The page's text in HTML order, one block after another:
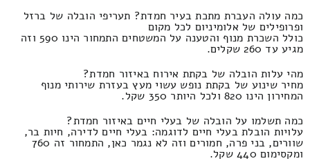
כמה עולה העברת מתכת בעיר חמדת? תעריפי הובלה של ברזל
ופרופילים של אלומיניום לכל מקום
כולל השכרת מנוף והטענה על המשטחים התמחור הינו 590 וזה
מגיע עד 260 שקלים.
מהי עלות הובלה של בקתת אירוח באיזור חמדת?
מחיר שינוע של בקתת נופש עשוי מעץ בעזרת שירותי מנוף
המחירון הינו 820 ולכל היותר 350 שקל.
כמה תשלמו על הובלה של בעלי חיים באיזור חמדת?
עלויות הובלת בעלי חיים לדוגמה: בעלי חיים לדירה, חיות בר,
שוורים, בני פרה, חמורים וזה לא נגמר כאן, התמחור זה 760
ומקסימום 440 שקל.